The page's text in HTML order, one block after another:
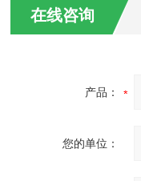
在线咨询
产品：
您的单位：